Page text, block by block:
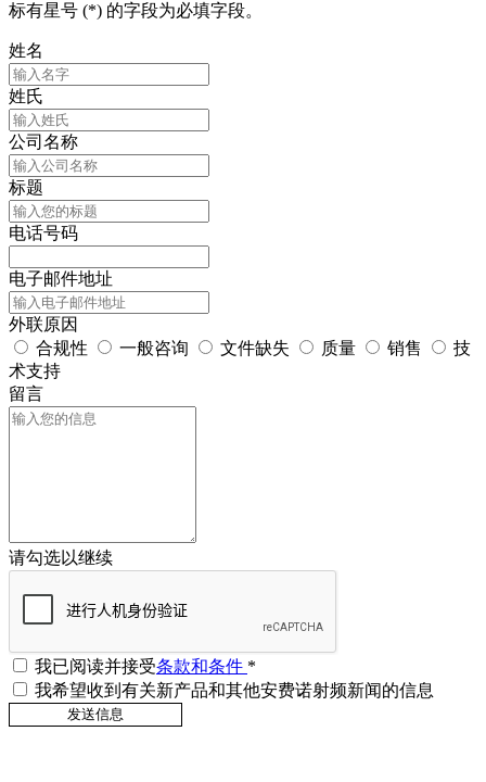
标有星号 (*) 的字段为必填字段。
姓名
姓氏
公司名称
标题
电话号码
电子邮件地址
外联原因
合规性
一般咨询 文件缺失 质量 销售
技
术支持
留言
请勾选以继续
我已阅读并接受条款和条件 *
我希望收到有关新产品和其他安费诺射频新闻的信息